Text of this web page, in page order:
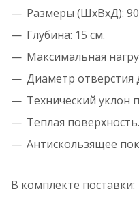
Размеры (ШхВхД):
Глубина: 15 см.
Максимальная
Диаметр отверстия
Технический уклон
Теплая поверхность.
Антискользящее
В комплекте поставки: